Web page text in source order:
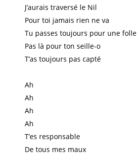
J’aurais traversé le Nil
Pour toi jamais rien ne va
Tu passes toujours pour une folle
Pas là pour ton seille-o
T’as toujours pas capté
Ah
Ah
Ah
Ah
T’es responsable
De tous mes maux